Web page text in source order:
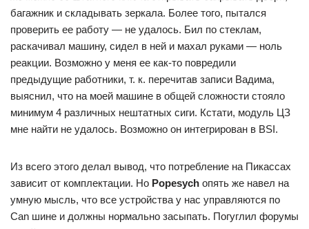
багажник и складывать зеркала. Более того, пытался
проверить ее работу — не удалось. Бил по стеклам,
раскачивал машину, сидел в ней и махал руками — ноль
реакции. Возможно у меня ее как-то повредили
предыдущие работники, т. к. перечитав записи Вадима,
выяснил, что на моей машине в общей сложности стояло
минимум 4 различных нештатных сиги. Кстати, модуль ЦЗ
мне найти не удалось. Возможно он интегрирован в BSI.
Из всего этого делал вывод, что потребление на Пикассах
зависит от комплектации. Но Popesych опять же навел на
умную мысль, что все устройства у нас управляются по
Can шине и должны нормально засыпать. Погуглил форумы